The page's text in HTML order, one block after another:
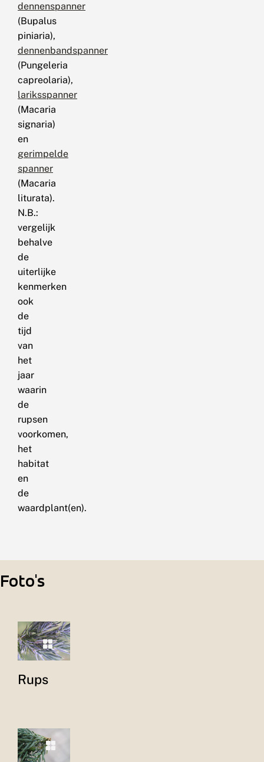
dennenspanner
(Bupalus
piniaria),
dennenbandspanner
(Pungeleria
capreolaria),
lariksspanner
(Macaria
signaria)
en
gerimpelde
spanner
(Macaria
liturata).
N.B.:
vergelijk
behalve
de
uiterlijke
kenmerken
ook
de
tijd
van
het
jaar
waarin
de
rupsen
voorkomen,
het
habitat
en
de
waardplant(en).
Foto's
Rups